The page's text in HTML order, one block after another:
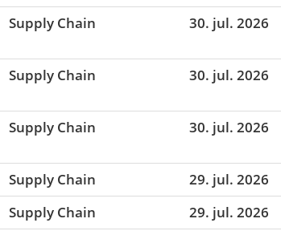
Supply Chain 30. jul. 2026
Supply Chain 30. jul. 2026
Supply Chain 30. jul. 2026
Supply Chain
29. jul. 2026
Supply Chain
29. jul. 2026